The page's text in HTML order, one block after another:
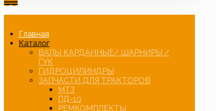
Главная
Каталог
ВАЛЫ КАРДАННЫЕ/ ШАРНИРЫ /
ГУК
ГИДРОЦИЛИНДРЫ
ЗАПЧАСТИ ДЛЯ ТРАКТОРОВ
МТЗ
ПД-10
РЕМКОМПЛЕКТЫ